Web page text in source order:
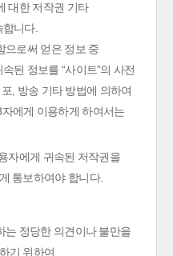
대한 저작권 기타
니다.
으로써 얻은 정보 중
된 정보를 “사이트”의 사전
, 방송 기타 방법에 의하여
에게 이용하게 하여서는
자에게 귀속된 저작권을
통보하여야 합니다.
는 정당한 의견이나 불만을
기 위하여